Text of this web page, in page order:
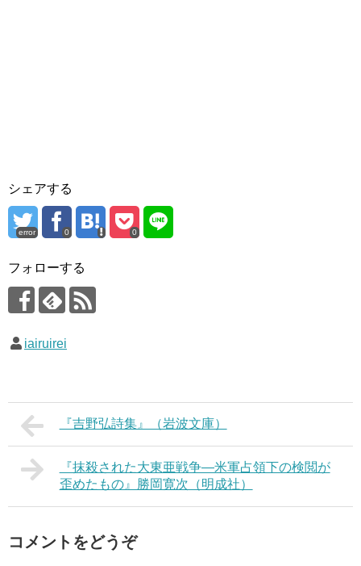
シェアする
error 0 0
フォローする
iairuirei
『吉野弘詩集』（岩波文庫）
『抹殺された大東亜戦争―米軍占領下の検閲が
歪めたもの』勝岡寛次（明成社）
コメントをどうぞ